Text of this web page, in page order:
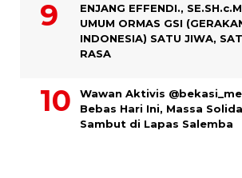
ENJANG EFFENDI.,
UMUM ORMAS GSI
INDONESIA) SATU JIWA,
RASA
Wawan Aktivis
Bebas Hari Ini, Massa
Sambut di Lapas Salemba